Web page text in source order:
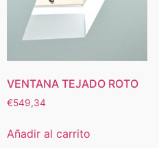
VENTANA TEJADO ROTO
€549,34
Añadir al carrito